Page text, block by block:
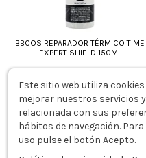
BBCOS REPARADOR TÉRMICO TIME
EXPERT SHIELD 150ML
19,78 €
Añadir al carrito
Mostrando
Este sitio web utiliza
mejorar nuestros servicios
relacionada con sus
hábitos de navegación.
uso pulse el botón Acepto.